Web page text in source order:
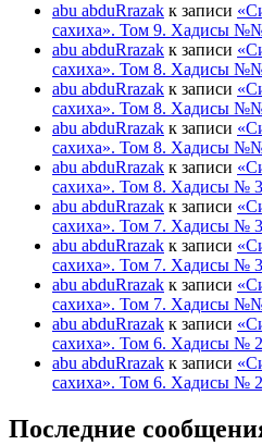
abu abduRrazak к записи
сахиха». Том 9. Хадисы
abu abduRrazak к записи
сахиха». Том 8. Хадисы
abu abduRrazak к записи
сахиха». Том 8. Хадисы
abu abduRrazak к записи
сахиха». Том 8. Хадисы
abu abduRrazak к записи
сахиха». Том 8. Хадисы №
abu abduRrazak к записи
сахиха». Том 7. Хадисы №
abu abduRrazak к записи
сахиха». Том 7. Хадисы №
abu abduRrazak к записи
сахиха». Том 7. Хадисы
abu abduRrazak к записи
сахиха». Том 6. Хадисы №
abu abduRrazak к записи
сахиха». Том 6. Хадисы №
Последние